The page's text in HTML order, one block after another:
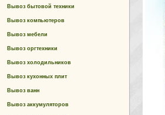
Вывоз бытовой техники
Вывоз компьютеров
Вывоз мебели
Вывоз оргтехники
Вывоз холодильников
Вывоз кухонных плит
Вывоз ванн
Вывоз аккумуляторов